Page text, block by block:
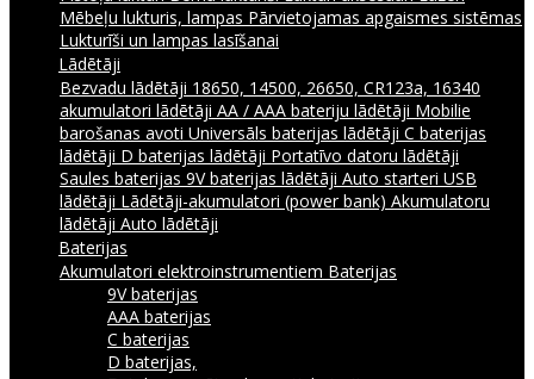
Mēbeļu lukturis, lampas Pārvietojamas apgaismes sistēmas
Lukturīši un lampas lasīšanai
Lādētāji
Bezvadu lādētāji 18650, 14500, 26650, CR123a, 16340
akumulatori lādētāji AA / AAA bateriju lādētāji Mobilie
barošanas avoti Universāls baterijas lādētāji C baterijas
lādētāji D baterijas lādētāji Portatīvo datoru lādētāji
Saules baterijas 9V baterijas lādētāji Auto starteri USB
lādētāji Lādētāji-akumulatori (power bank) Akumulatoru
lādētāji Auto lādētāji
Baterijas
Akumulatori elektroinstrumentiem Baterijas
9V baterijas
AAA baterijas
C baterijas
D baterijas,